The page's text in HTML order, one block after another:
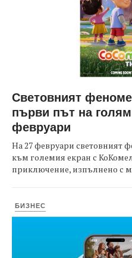
Световният
първи път на
февруари
На 27 февруари световният
към големия екран с
приключение, изпълнено с
БИЗНЕС